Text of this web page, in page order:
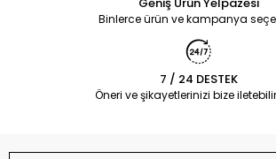
Geniş Ürün Yelpazesi
Binlerce ürün ve kampanya
7 / 24 DESTEK
Öneri ve şikayetlerinizi bize